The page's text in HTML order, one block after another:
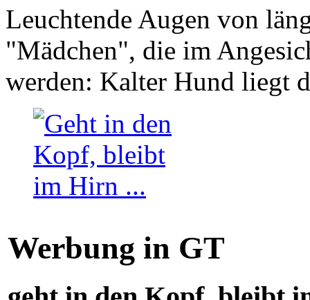
Leuchtende Augen von
"Mädchen", die im
werden: Kalter Hund liegt
Werbung in GT